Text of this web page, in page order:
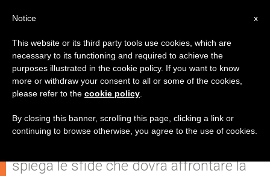
Arcivescovo di Baghdad avverte
del rischio di guerra civile
spiega le sfide che dovrà affrontare la
x
Notice
This website or its third party tools use cookies, which are
necessary to its functioning and required to achieve the
purposes illustrated in the cookie policy. If you want to know
more or withdraw your consent to all or some of the cookies,
please refer to the cookie policy
By closing this banner, scrolling this page, clicking a link or
continuing to browse otherwise, you agree to the use of cookies.